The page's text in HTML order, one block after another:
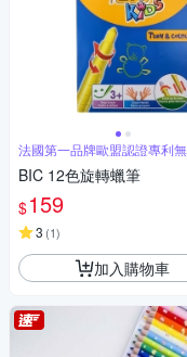
法國第一品牌歐盟認證專利
BIC 12色旋轉蠟筆
$159
3 (1)
加入購物車